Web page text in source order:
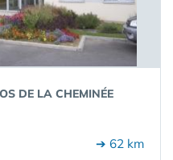
DE LA CHEMINÉE
➔ 62 km